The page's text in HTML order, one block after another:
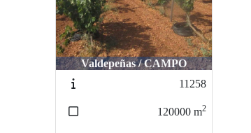
Valdepeñas / CAMPO
11258
120000 m2